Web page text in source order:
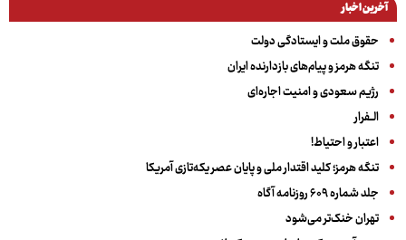
آخرین اخبار
حقوق ملت و ایستادگی دولت
تنگه هرمز و پیام‌های بازدارنده ایران
رژیم سعودی و امنیت اجاره‌ای
الــفرار
اعتبار و احتیاط!
تنگه هرمز؛ کلید اقتدار ملی و پایان عصر یکه‌تازی آمریکا
جلد شماره ۶۰۹ روزنامه آگاه
تهران خنک‌تر می‌شود